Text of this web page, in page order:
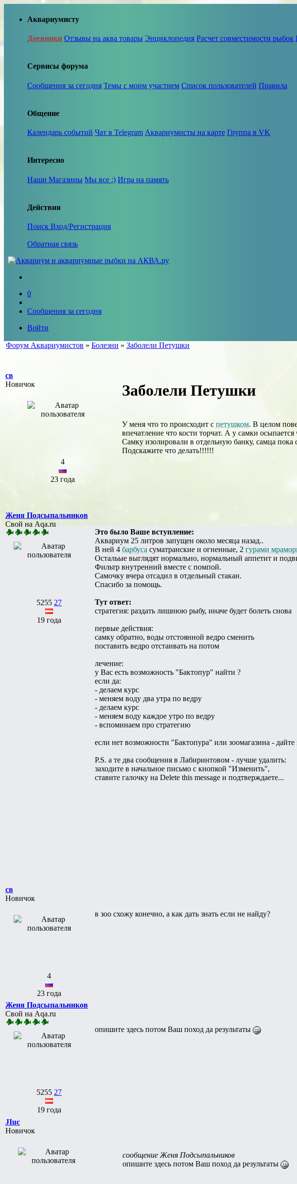
Аквариумисту
Дневники Отзывы на аква товары Энциклопедия Расчет совместимости рыбок
Сервисы форума
Сообщения за сегодня Темы с моим участием Список пользователей Правила
Общение
Календарь событий Чат в Telegram Аквариумисты на карте Группа в VK
Интересно
Наши Магазины Мы все :) Игра на память
Действия
Поиск Вход/Регистрация
Обратная связь
0
Сообщения за сегодня
Войти
Форум Аквариумистов » Болезни » Заболели Петушки
св
Новичок
4
23 года
Заболели Петушки
У меня что то происходит с петушком. В целом
впечатление что кости торчат. А у самки
Самку изолировали в отдельную банку, самца
Подскажите что делать!!!!!!
Женя Подсыпальников
Свой на Aqa.ru
5255 27
19 года
Это было Ваше вступление:
Аквариум 25 литров запущен около месяца назад..
В ней 4 барбуса суматранские и огненные, 2 гурами
Остальые выглядят нормально, нормальный аппетит и
Фильтр внутренний вместе с помпой.
Самочку вчера отсадил в отдельный стакан.
Спасибо за помощь.
Тут ответ:
стратегия: раздать лишнюю рыбу, иначе будет болеть снова
первые действия:
самку обратно, воды отстоянной ведро сменить
поставить ведро отстаивать на потом
лечение:
у Вас есть возможность "Бактопур" найти ?
если да:
- делаем курс
- меняем воду два утра по ведру
- делаем курс
- меняем воду каждое утро по ведру
- вспоминаем про стратегию
если нет возможности "Бактопура" или зоомагазина - дайте
P.S. а те два сообщения в Лабиринтовом - лучше удалить:
заходите в начальное письмо с кнопкой "Изменить",
ставите галочку на Delete this message и подтверждаете...
св
Новичок
4
23 года
в зоо схожу конечно, а как дать знать если не найду?
Женя Подсыпальников
Свой на Aqa.ru
5255 27
19 года
опишите здесь потом Ваш поход да результаты
JIuc
Новичок
сообщение Женя Подсыпальников
опишите здесь потом Ваш поход да результаты